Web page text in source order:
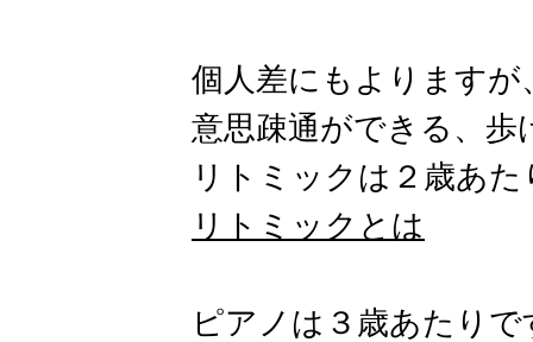
個人差にもよりますが
意思疎通ができる、歩
リトミックは２歳あた
リトミックとは
ピアノは３歳あたりで